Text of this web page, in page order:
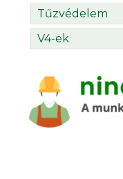
Tűzvédelem
V4-ek